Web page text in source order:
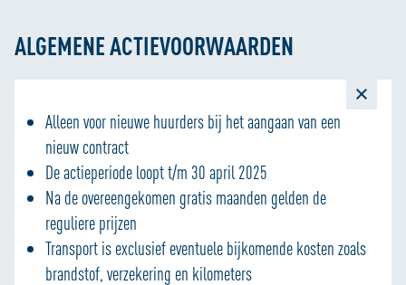
ALGEMENE ACTIEVOORWAARDEN
Alleen voor nieuwe huurders bij het aangaan van een
nieuw contract
De actieperiode loopt t/m 30 april 2025
Na de overeengekomen gratis maanden gelden de
reguliere prijzen
Transport is exclusief eventuele bijkomende kosten zoals
brandstof, verzekering en kilometers